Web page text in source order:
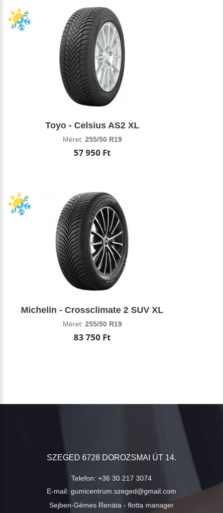
Toyo - Celsius AS2 XL
Méret: 255/50 R19
57 950 Ft
Michelin - Crossclimate 2 SUV XL
Méret: 255/50 R19
83 750 Ft
SZEGED 6728 DOROZSMAI ÚT 14.
Telefon: +36 30 217 3074
E-mail: gumicentrum.szeged@gmail.com
Sejben-Gémes Renáta - flotta manager